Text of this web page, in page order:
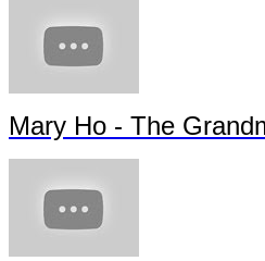
Mary Ho - The